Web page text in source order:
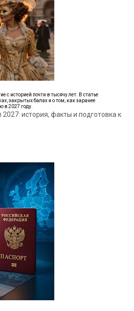
с историей почти в тысячу лет. В статье
закрытых балах и о том, как заранее
в 2027 году.
история, факты и подготовка к